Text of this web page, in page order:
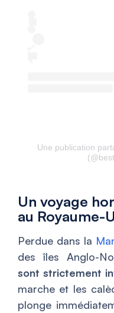
Une publication
Un voyage
au Royaume-
Perdue dans la
des îles Anglo-
sont strictement
marche et les
plonge